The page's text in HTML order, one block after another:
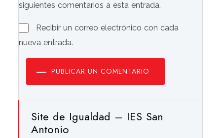
siguientes comentarios a esta entrada.
Recibir un correo electrónico con cada
nueva entrada.
PUBLICAR UN COMENTARIO
Site de Igualdad – IES San
Antonio